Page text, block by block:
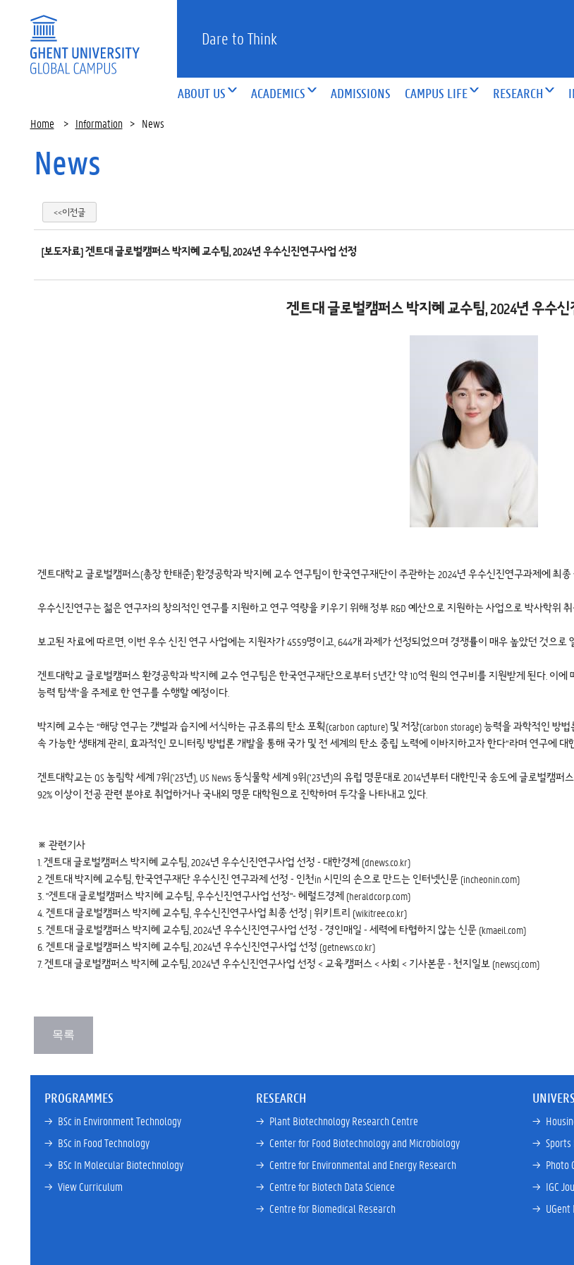
Dare to Think
ABOUT US ACADEMICS ADMISSIONS CAMPUS LIFE RESEARCH
Home > Information > News
News
<<이전글
[보도자료] 겐트대 글로벌캠퍼스 박지혜 교수팀, 2024년 우수신진연구사업 선정
겐트대 글로벌캠퍼스 박지혜 교수팀, 2024년 우수
겐트대학교 글로벌캠퍼스(총장 한태준) 환경공학과 박지혜 교수 연구팀이 한국연구재단이 주관하는 2024년 우수신진연구과제에 최종
우수신진연구는 젊은 연구자의 창의적인 연구를 지원하고 연구 역량을 키우기 위해 정부 R&D 예산으로 지원하는 사업으로 박사학위
보고된 자료에 따르면, 이번 우수 신진 연구 사업에는 지원자가 4559명이고, 644개 과제가 선정되었으며 경쟁률이 매우 높았던 것으로
겐트대학교 글로벌캠퍼스 환경공학과 박지혜 교수 연구팀은 한국연구재단으로부터 5년간 약 10억 원의 연구비를 지원받게 된다. 이
능력 탐색”을 주제로 한 연구를 수행할 예정이다.
박지혜 교수는 “해당 연구는 갯벌과 습지에 서식하는 규조류의 탄소 포획(carbon capture) 및 저장(carbon storage) 능력을 과학적인
속 가능한 생태계 관리, 효과적인 모니터링 방법론 개발을 통해 국가 및 전 세계의 탄소 중립 노력에 이바지하고자 한다”라며 연구에 대
겐트대학교는 QS 농림학 세계 7위(‘23년), US News 동식물학 세계 9위(’23년)의 유럽 명문대로 2014년부터 대한민국 송도에 글로벌캠
92% 이상이 전공 관련 분야로 취업하거나 국내외 명문 대학원으로 진학하며 두각을 나타내고 있다.
※ 관련기사
1.겐트대 글로벌캠퍼스 박지혜 교수팀, 2024년 우수신진연구사업 선정 - 대한경제 (dnews.co.kr)
2.겐트대 박지혜 교수팀, 한국연구재단 우수신진 연구과제 선정 - 인천in 시민의 손으로 만드는 인터넷신문 (incheonin.com)
3."겐트대 글로벌캠퍼스 박지혜 교수팀, 우수신진연구사업 선정"- 헤럴드경제 (heraldcorp.com)
4.겐트대 글로벌캠퍼스 박지혜 교수팀, 우수신진연구사업 최종 선정 | 위키트리 (wikitree.co.kr)
5.겐트대 글로벌캠퍼스 박지혜 교수팀, 2024년 우수신진연구사업 선정 - 경인매일 - 세력에 타협하지 않는 신문 (kmaeil.com)
6.겐트대 글로벌캠퍼스 박지혜 교수팀, 2024년 우수신진연구사업 선정 (getnews.co.kr)
7.겐트대 글로벌캠퍼스 박지혜 교수팀, 2024년 우수신진연구사업 선정 < 교육·캠퍼스 < 사회 < 기사본문 - 천지일보 (newscj.com)
PROGRAMMES
→ BSc in Environment Technology
→ BSc in Food Technology
→ BSc In Molecular Biotechnology
→ View Curriculum
RESEARCH
→ Plant Biotechnology Research Centre
→ Center for Food Biotechnology and Microbiology
→ Centre for Environmental and Energy Research
→ Centre for Biotech Data Science
→ Centre for Biomedical Research
→
→
→ Photo
→ IGC
→ UGent